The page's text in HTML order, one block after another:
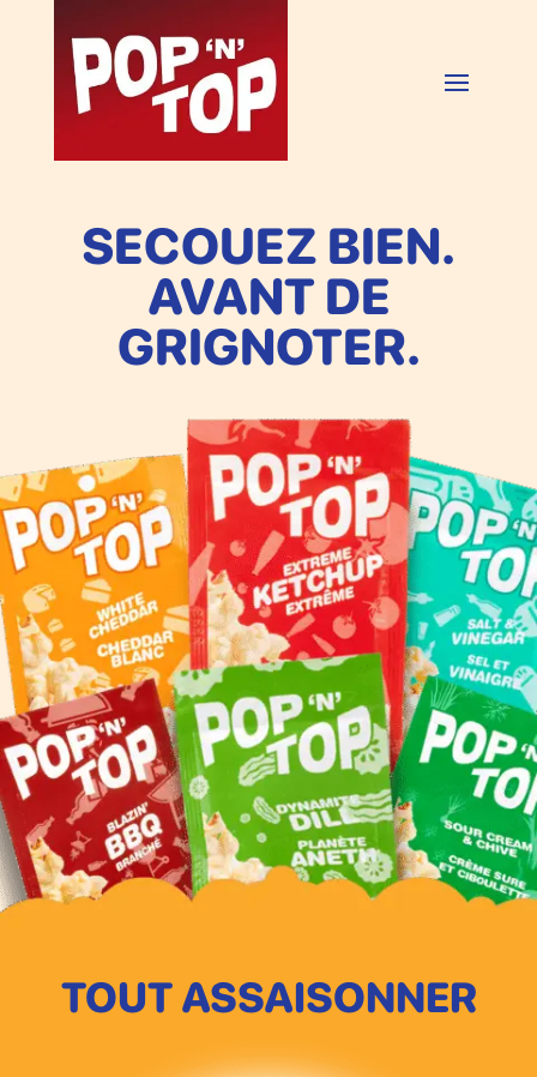
SECOUEZ BIEN.
AVANT DE
GRIGNOTER.
TOUT ASSAISONNER